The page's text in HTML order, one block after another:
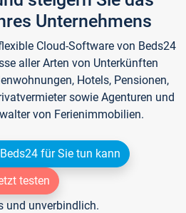
Unternehmens
Cloud-Software von Beds24
aller Arten von Unterkünften
Hotels, Pensionen,
sowie Agenturen und
von Ferienimmobilien.
für Sie tun kann
testen
und unverbindlich.